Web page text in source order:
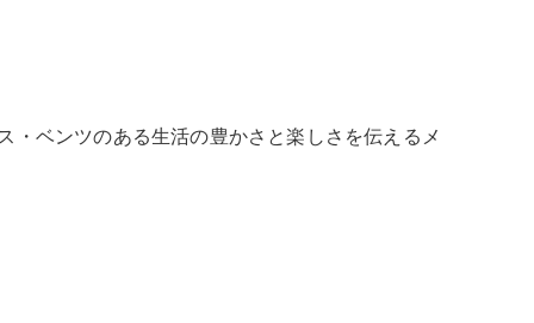
ベンツのある生活の豊かさと楽しさを伝えるメ